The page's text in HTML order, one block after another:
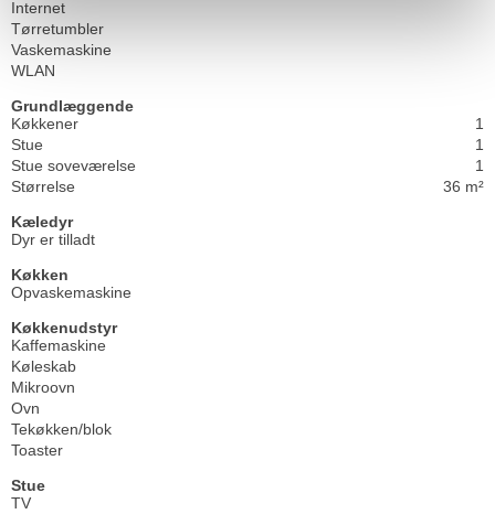
Internet
Tørretumbler
Vaskemaskine
WLAN
Grundlæggende
Køkkener
1
Stue
1
Stue soveværelse
1
Størrelse
36 m²
Kæledyr
Dyr er tilladt
Køkken
Opvaskemaskine
Køkkenudstyr
Kaffemaskine
Køleskab
Mikroovn
Ovn
Tekøkken/blok
Toaster
Stue
TV